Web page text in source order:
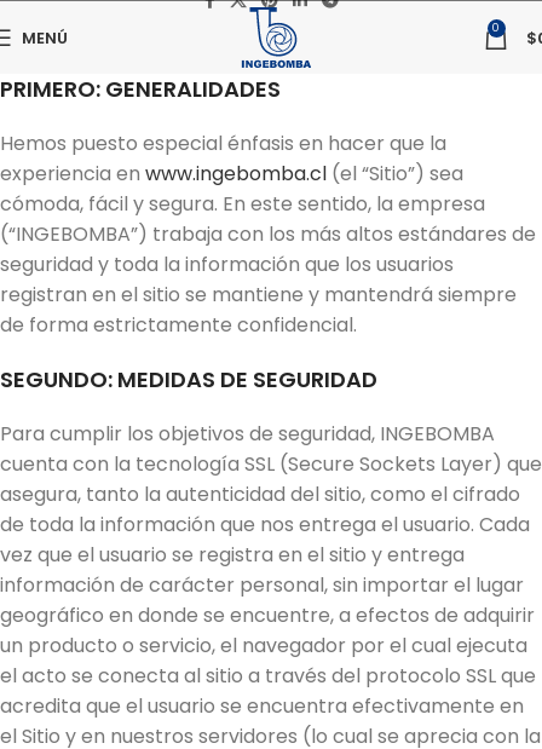
MENÚ 0 $
PRIMERO: GENERALIDADES
Hemos puesto especial énfasis en hacer que la
experiencia en www.ingebomba.cl (el “Sitio”) sea
cómoda, fácil y segura. En este sentido, la empresa
(“INGEBOMBA”) trabaja con los más altos estándares de
seguridad y toda la información que los usuarios
registran en el sitio se mantiene y mantendrá siempre
de forma estrictamente confidencial.
SEGUNDO: MEDIDAS DE SEGURIDAD
Para cumplir los objetivos de seguridad, INGEBOMBA
cuenta con la tecnología SSL (Secure Sockets Layer) que
asegura, tanto la autenticidad del sitio, como el cifrado
de toda la información que nos entrega el usuario. Cada
vez que el usuario se registra en el sitio y entrega
información de carácter personal, sin importar el lugar
geográfico en donde se encuentre, a efectos de adquirir
un producto o servicio, el navegador por el cual ejecuta
el acto se conecta al sitio a través del protocolo SSL que
acredita que el usuario se encuentra efectivamente en
el Sitio y en nuestros servidores (lo cual se aprecia con la